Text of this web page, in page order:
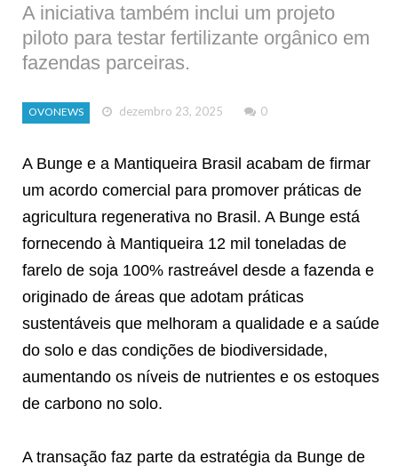
A iniciativa também inclui um projeto
piloto para testar fertilizante orgânico em
fazendas parceiras.
OVONEWS dezembro 23, 2025 0
A Bunge e a Mantiqueira Brasil acabam de firmar
um acordo comercial para promover práticas de
agricultura regenerativa no Brasil. A Bunge está
fornecendo à Mantiqueira 12 mil toneladas de
farelo de soja 100% rastreável desde a fazenda e
originado de áreas que adotam práticas
sustentáveis que melhoram a qualidade e a saúde
do solo e das condições de biodiversidade,
aumentando os níveis de nutrientes e os estoques
de carbono no solo.
A transação faz parte da estratégia da Bunge de